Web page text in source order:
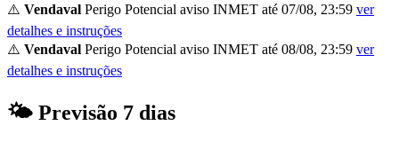
⚠️ Vendaval Perigo Potencial aviso INMET até 07/08, 23:59 ver
detalhes e instruções
⚠️ Vendaval Perigo Potencial aviso INMET até 08/08, 23:59 ver
detalhes e instruções
🌤 Previsão 7 dias